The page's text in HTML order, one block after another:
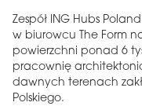
Zespół ING Hubs
w biurowcu The Form
powierzchni ponad 6
pracownię
dawnych terenach
Polskiego.